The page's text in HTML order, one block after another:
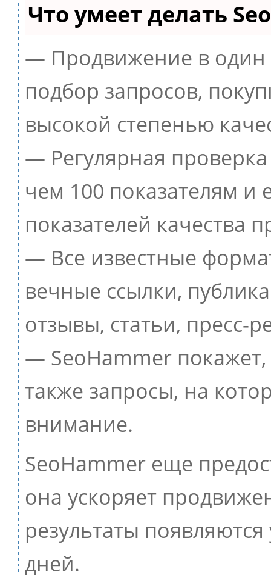
Что умеет делать
— Продвижение в один
подбор запросов,
высокой степенью
— Регулярная
чем 100 показателям и
показателей качества
— Все известные
вечные ссылки,
отзывы, статьи, пресс-
— SeoHammer покажет,
также запросы, на
внимание.
SeoHammer еще
она ускоряет
результаты
дней.